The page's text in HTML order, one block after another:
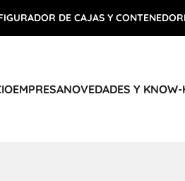
DE CAJAS Y
EMPRESANOVEDADES Y